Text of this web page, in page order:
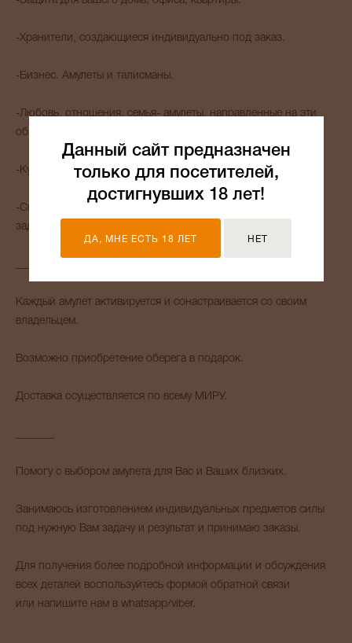
-Хранители, создающиеся индивидуально под заказ.
-Бизнес. Амулеты и талисманы.
-Любовь, отношения, семья- амулеты, направленные на эти
области жизни человека.
-Куклы помощники.
-Свечи обрядовые, созданные под решение определенных
задач.
Каждый амулет активируется и сонастраивается со своим
владельцем.
Возможно приобретение оберега в подарок.
Доставка осуществляется по всему МИРУ.
Помогу с выбором амулета для Вас и Ваших близких.
Занимаюсь изготовлением индивидуальных предметов силы
под нужную Вам задачу и результат и принимаю заказы.
Для получения более подробной информации и обсуждения
всех деталей воспользуйтесь формой обратной связи
или напишите нам в whatsapp/viber.
Данный сайт предназначен
только для посетителей,
достигнувших 18 лет!
ДА, МНЕ ЕСТЬ 18 ЛЕТ НЕТ